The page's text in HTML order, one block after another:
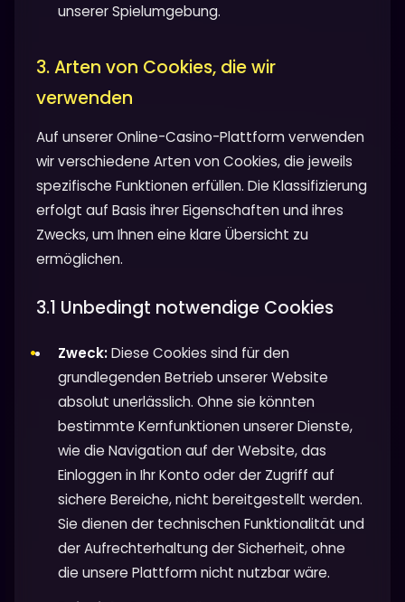
unserer Spielumgebung.
3. Arten von Cookies, die wir
verwenden
Auf unserer Online-Casino-Plattform verwenden
wir verschiedene Arten von Cookies, die jeweils
spezifische Funktionen erfüllen. Die Klassifizierung
erfolgt auf Basis ihrer Eigenschaften und ihres
Zwecks, um Ihnen eine klare Übersicht zu
ermöglichen.
3.1 Unbedingt notwendige Cookies
Zweck:Diese Cookies sind für den
grundlegenden Betrieb unserer Website
absolut unerlässlich. Ohne sie könnten
bestimmte Kernfunktionen unserer Dienste,
wie die Navigation auf der Website, das
Einloggen in Ihr Konto oder der Zugriff auf
sichere Bereiche, nicht bereitgestellt werden.
Sie dienen der technischen Funktionalität und
der Aufrechterhaltung der Sicherheit, ohne
die unsere Plattform nicht nutzbar wäre.